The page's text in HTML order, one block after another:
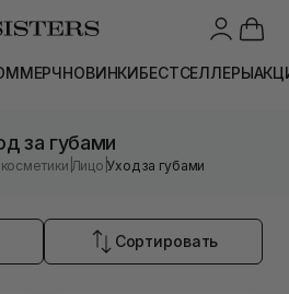
МЕРЧНОВИНКИБЕСТСЕЛЛЕРЫ
за губами
Лицо |Уход за губами
Сортировать